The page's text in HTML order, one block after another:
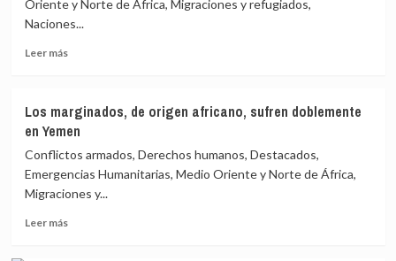
Oriente y Norte de África, Migraciones y refugiados,
Naciones...
Leer másLeer
pide
a
57
países
a
recluidos
Los marginados, de origen africano, sufren doblemente
en Yemen
Conflictos armados, Derechos humanos, Destacados,
Emergencias Humanitarias, Medio Oriente y Norte de África,
Migraciones y...
Leer másLeer